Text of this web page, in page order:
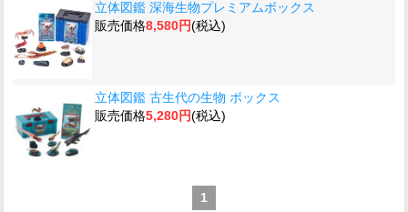
立体図鑑 深海生物プレミアムボックス
販売価格8,580円(税込)
立体図鑑 古生代の生物 ボックス
販売価格5,280円(税込)
1